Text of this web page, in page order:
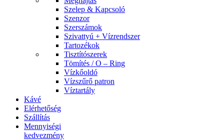
Szelep & Kapcsoló
Szenzor
Szerszámok
Szivattyú + Vízrendszer
Tartozékok
Tisztítószerek
Tömítés / O – Ring
Vízkőoldó
Vízszűrő patron
Víztartály
Kávé
Elérhetőség
Szállítás
Mennyiségi
kedvezmény